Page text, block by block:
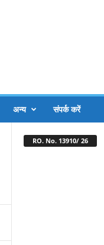
अन्य संपर्क करें
RO. No. 13910/ 26